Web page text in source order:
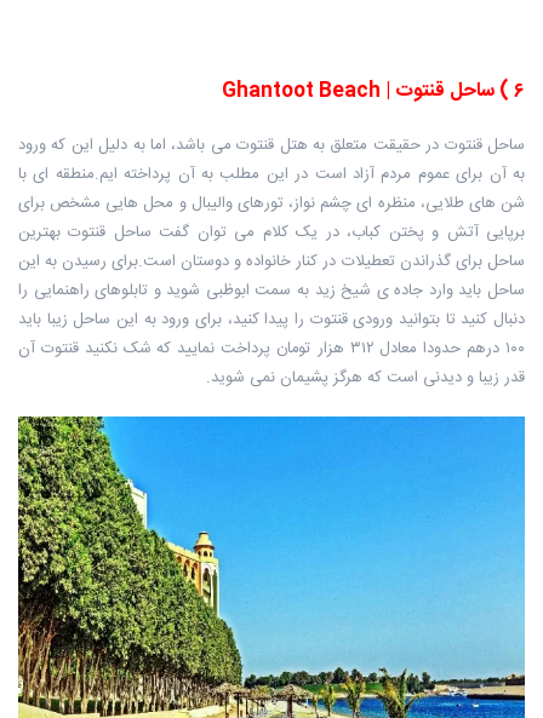
۶)ساحل قنتوت | Ghantoot Beach
ساحل قنتوت در حقیقت متعلق به هتل قنتوت می باشد، اما به دلیل این که ورود
به آن برای عموم مردم آزاد است در این مطلب به آن پرداخته ایم.منطقه ای با
شن های طلایی، منظره ای چشم نواز، تورهای والیبال و محل هایی مشخص برای
برپایی آتش و پختن کباب، در یک کلام می توان گفت ساحل قنتوت بهترین
ساحل برای گذراندن تعطیلات در کنار خانواده و دوستان است.برای رسیدن به این
ساحل باید وارد جاده ی شیخ زید به سمت ابوظبی شوید و تابلوهای راهنمایی را
دنبال کنید تا بتوانید ورودی قنتوت را پیدا کنید، برای ورود به این ساحل زیبا باید
۱۰۰ درهم حدودا معادل ۳۱۲ هزار تومان پرداخت نمایید که شک نکنید قنتوت آن
قدر زیبا و دیدنی است که هرگز پشیمان نمی شوید.